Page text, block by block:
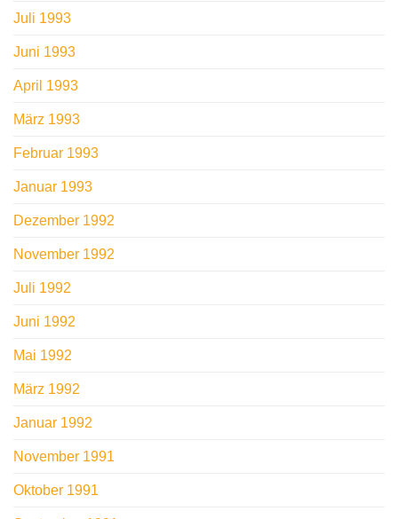
Juli 1993
Juni 1993
April 1993
März 1993
Februar 1993
Januar 1993
Dezember 1992
November 1992
Juli 1992
Juni 1992
Mai 1992
März 1992
Januar 1992
November 1991
Oktober 1991